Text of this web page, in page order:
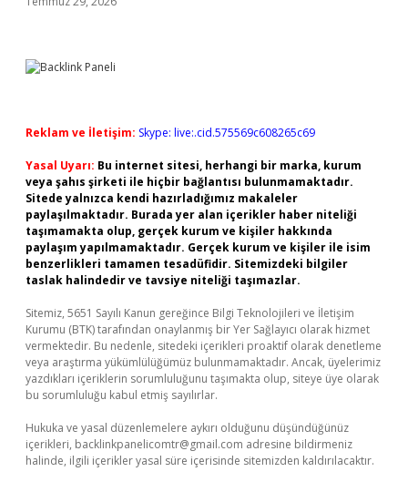
Reklam ve İletişim: Skype: live:.cid.575569c608265c69
Yasal Uyarı: Bu internet sitesi, herhangi bir marka, kurum
veya şahıs şirketi ile hiçbir bağlantısı bulunmamaktadır.
Sitede yalnızca kendi hazırladığımız makaleler
paylaşılmaktadır. Burada yer alan içerikler haber niteliği
taşımamakta olup, gerçek kurum ve kişiler hakkında
paylaşım yapılmamaktadır. Gerçek kurum ve kişiler ile isim
benzerlikleri tamamen tesadüfidir. Sitemizdeki bilgiler
taslak halindedir ve tavsiye niteliği taşımazlar.
Sitemiz, 5651 Sayılı Kanun gereğince Bilgi Teknolojileri ve İletişim
Kurumu (BTK) tarafından onaylanmış bir Yer Sağlayıcı olarak hizmet
vermektedir. Bu nedenle, sitedeki içerikleri proaktif olarak denetleme
veya araştırma yükümlülüğümüz bulunmamaktadır. Ancak, üyelerimiz
yazdıkları içeriklerin sorumluluğunu taşımakta olup, siteye üye olarak
bu sorumluluğu kabul etmiş sayılırlar.
Hukuka ve yasal düzenlemelere aykırı olduğunu düşündüğünüz
içerikleri, backlinkpanelicomtr@gmail.com adresine bildirmeniz
halinde, ilgili içerikler yasal süre içerisinde sitemizden kaldırılacaktır.